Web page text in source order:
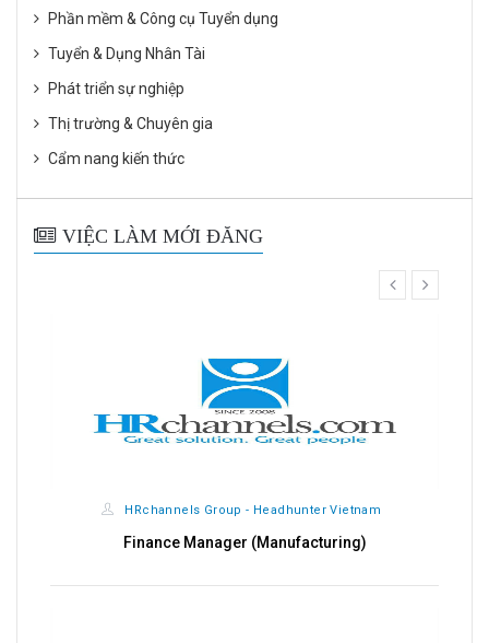
Phần mềm & Công cụ Tuyển dụng
Tuyển & Dụng Nhân Tài
Phát triển sự nghiệp
Thị trường & Chuyên gia
Cẩm nang kiến thức
VIỆC LÀM MỚI ĐĂNG
HRchannels Group - Headhunter Vietnam
Finance Manager (Manufacturing)
prev